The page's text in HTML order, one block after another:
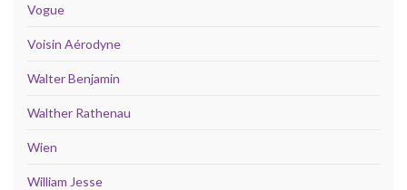
Vogue
Voisin Aérodyne
Walter Benjamin
Walther Rathenau
Wien
William Jesse